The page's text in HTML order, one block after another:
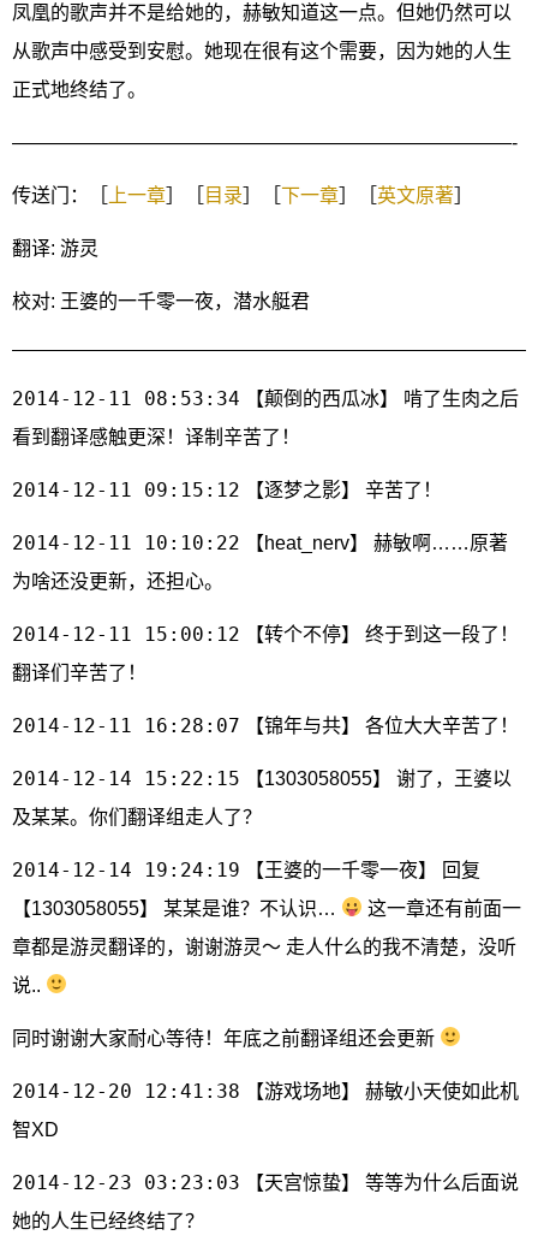
凤凰的歌声并不是给她的，赫敏知道这一点。但她仍然可以
从歌声中感受到安慰。她现在很有这个需要，因为她的人生
正式地终结了。
——————————————————————————-
传送门：［ 上一章 目录 下一章 英文原著
翻译: 游灵
校对: 王婆的一千零一夜，潜水艇君
2014-12-11 08:53:34 【颠倒的西瓜冰】 啃了生肉之后
看到翻译感触更深！译制辛苦了！
2014-12-11 09:15:12 【逐梦之影】 辛苦了！
2014-12-11 10:10:22 【heat_nerv】 赫敏啊……原著
为啥还没更新，还担心。
2014-12-11 15:00:12 【转个不停】 终于到这一段了！
翻译们辛苦了！
2014-12-11 16:28:07 【锦年与共】 各位大大辛苦了！
2014-12-14 15:22:15 【1303058055】 谢了，王婆以
及某某。你们翻译组走人了？
2014-12-14 19:24:19 【王婆的一千零一夜】 回复
【1303058055】 某某是谁？不认识…
这一章还有前面一
章都是游灵翻译的，谢谢游灵～ 走人什么的我不清楚，没听
说..
同时谢谢大家耐心等待！年底之前翻译组还会更新
2014-12-20 12:41:38 【游戏场地】 赫敏小天使如此机
智XD
2014-12-23 03:23:03 【天宫惊蛰】 等等为什么后面说
她的人生已经终结了？